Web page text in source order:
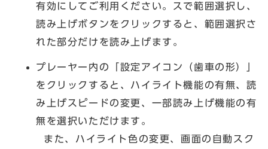
有効にしてご利用ください。スで範囲選択し、
読み上げボタンをクリックすると、範囲選択さ
れた部分だけを読み上げます。
プレーヤー内の「設定アイコン（歯車の形）」
をクリックすると、ハイライト機能の有無、読
み上げスピードの変更、一部読み上げ機能の有
無を選択いただけます。
また、ハイライト色の変更、画面の自動スク